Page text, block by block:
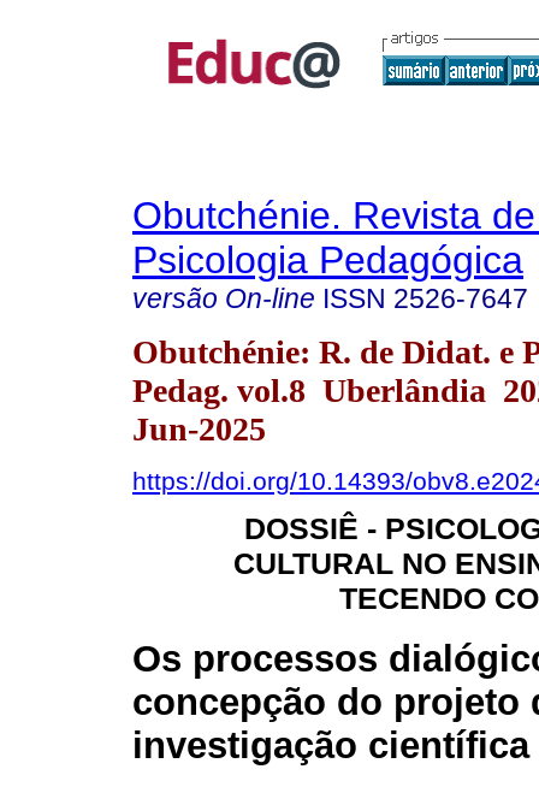
Obutchénie. Revista
Psicologia Pedagógica
versão On-line ISSN 2526-7647
Obutchénie: R. de Didat. e
Pedag. vol.8 Uberlândia
Jun-2025
https://doi.org/10.14393/
DOSSIÊ -
CULTURAL NO
TECENDO
Os processos
concepção do projeto
investigação